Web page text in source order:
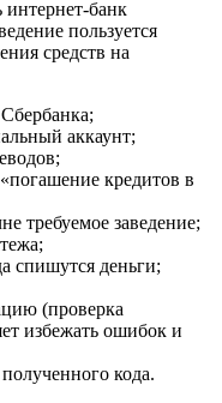
интернет-банк
пользуется
средств на
аккаунт;
кредитов в
требуемое заведение;
спишутся деньги;
(проверка
избежать ошибок и
кода.